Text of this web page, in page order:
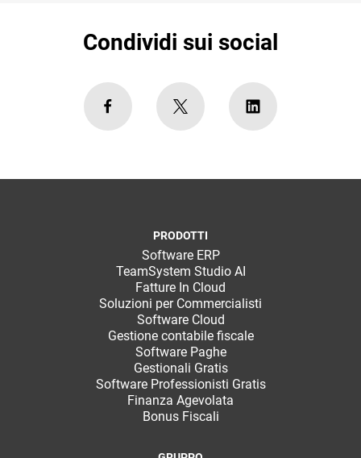
Condividi sui social
PRODOTTI
Software ERP
TeamSystem Studio AI
Fatture In Cloud
Soluzioni per Commercialisti
Software Cloud
Gestione contabile fiscale
Software Paghe
Gestionali Gratis
Software Professionisti Gratis
Finanza Agevolata
Bonus Fiscali